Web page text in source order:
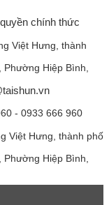
chính thức
Việt Hưng, thành
Hiệp Bình,
- 0933 666 960
Việt Hưng, thành phố
Hiệp Bình,